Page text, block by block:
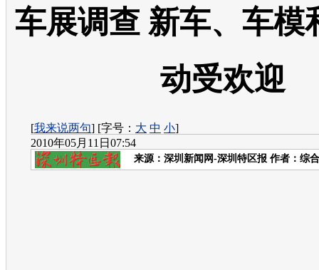
车展调查 新车、车模
动受欢迎
[我来说两句] [字号： 大 中 小]
2010年05月11日07:54
来源： 深圳新闻网-深圳特区报 作者：综